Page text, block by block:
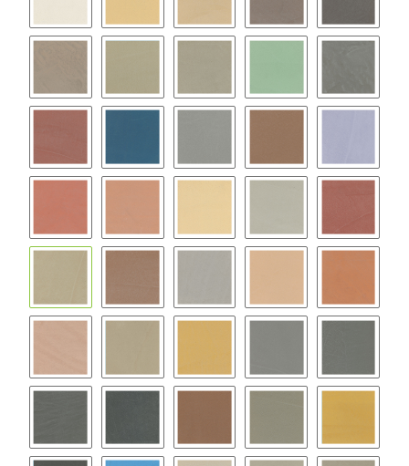
BC01 BC02 BC03 BC04 BC05
BC06 BC07 BC08 BC09 BC10
BC11 BC12 BC13 BC14 BC15
BC16 BC17 BC18 BC19 BC20
BC21 BC22 BC23 BC24 BC25
BC26 BC27 BC28 BC29 BC30
BC31 BC32 BC33 BC34 BC35